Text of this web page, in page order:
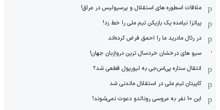
ملاقات اسطوره های استقلال و پرسپولیس در عراق!
پیاتزا نیامده یک بازیکن تیم ملی را خط زد!
در رئال مادرید ما را احمق فرض کرده‌اند
سیو های درخشان خردسال ترین دروازبان جهان!
انتقال ستاره پی‌اس‌جی به لیورپول قطعی شد؟
کاپیتان تیم ملی در استقلال ماندنی شد
این 10 نفر به عروسی رونالدو دعوت نمی‌شوند!